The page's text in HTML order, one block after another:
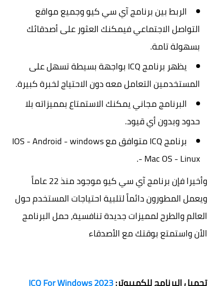
الربط بين برنامج آي سي كيو وجميع مواقع
التواصل الاجتماعي فيمكنك العثور على أصدقائك
بسهولة تامة.
يظهر برنامج ICQ بواجهة بسيطة تسهل على
المستخدمين التعامل معه دون الاحتياج لخبرة كبيرة.
البرنامج مجاني يمكنك الاستمتاع بمميزاته بلا
حدود وبدون أي قيود.
برنامج ICQ متوافق مع IOS - Android - windows
- Mac OS - Linux.
وأخيرا فإن برنامج آي سي كيو موجود منذ 22 عاماً
ويعمل المطورون دائماً لتلبية احتياجات المستخدم حول
العالم والطرح لمميزات جديدة تنافسية، حمل البرنامج
الأن واستمتع بوقتك مع الأصدقاء